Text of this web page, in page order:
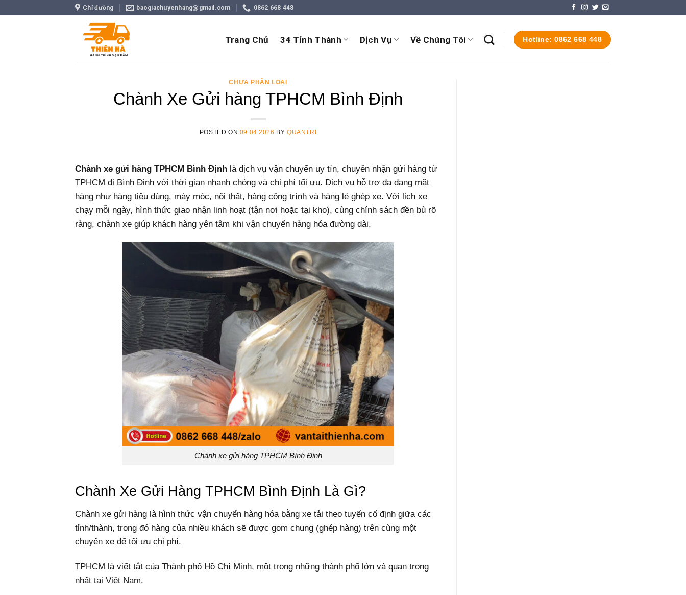
Chỉ đường baogiachuyenhang@gmail.com 0862 668 448
Trang Chủ 34 Tỉnh Thành Dịch Vụ Về Chúng Tôi Hotline: 0862 668 448
CHƯA PHÂN LOẠI
Chành Xe Gửi hàng TPHCM Bình Định
POSTED ON 09.04.2026 BYQUANTRI
Chành xe gửi hàng TPHCM Bình Định là dịch vụ vận chuyển uy tín, chuyên nhận gửi hàng từ
TPHCM đi Bình Định với thời gian nhanh chóng và chi phí tối ưu. Dịch vụ hỗ trợ đa dạng mặt
hàng như hàng tiêu dùng, máy móc, nội thất, hàng công trình và hàng lẻ ghép xe. Với lịch xe
chạy mỗi ngày, hình thức giao nhận linh hoạt (tận nơi hoặc tại kho), cùng chính sách đền bù rõ
ràng, chành xe giúp khách hàng yên tâm khi vận chuyển hàng hóa đường dài.
Chành xe gửi hàng TPHCM Bình Định
Chành Xe Gửi Hàng TPHCM Bình Định Là Gì?
Chành xe gửi hàng là hình thức vận chuyển hàng hóa bằng xe tải theo tuyến cố định giữa các
tỉnh/thành, trong đó hàng của nhiều khách sẽ được gom chung (ghép hàng) trên cùng một
chuyến xe để tối ưu chi phí.
TPHCM là viết tắt của Thành phố Hồ Chí Minh, một trong những thành phố lớn và quan trọng
nhất tại Việt Nam.